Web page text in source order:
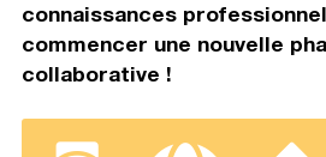
connaissances
commencer une nouvelle
collaborative !